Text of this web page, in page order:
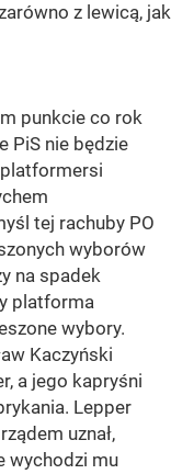
z lewicą, jak
punkcie co rok
PiS nie będzie
tej rachuby PO
wyborów
na spadek
platforma
wybory.
Kaczyński
a jego kapryśni
Lepper
uznał,
wychodzi mu